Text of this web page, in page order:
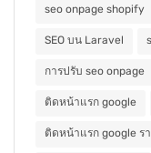
seo onpage shopify
SEO บน Laravel
การปรับ seo onpage
ติดหน้าแรก google
ติดหน้าแรก google ร